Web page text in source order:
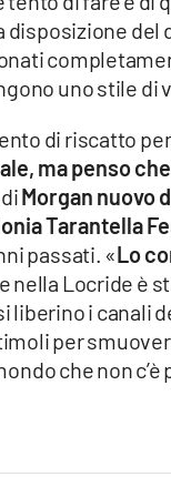
disposizione
uno stile di
di riscatto
ma penso
Morgan nuovo
Tarantella
passati. «Lo
nella Locride è
liberino i canali
per
che non c’è